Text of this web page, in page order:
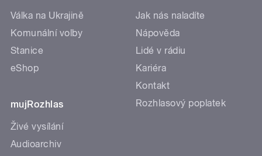
Válka na Ukrajině
Komunální volby
Stanice
eShop
mujRozhlas
Živé vysílání
Audioarchiv
Jak nás naladíte
Nápověda
Lidé v rádiu
Kariéra
Kontakt
Rozhlasový poplatek